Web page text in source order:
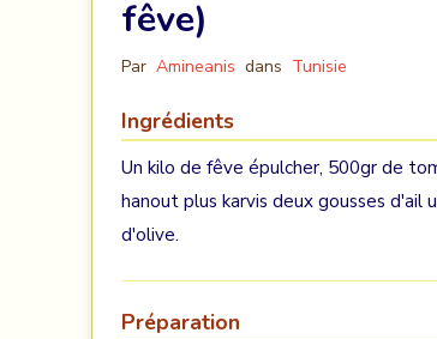
fêve)
Par Amineanis dans Tunisie
Ingrédients
Un kilo de fêve épulcher, 500gr de
hanout plus karvis deux gousses d'ail
d'olive.
Préparation